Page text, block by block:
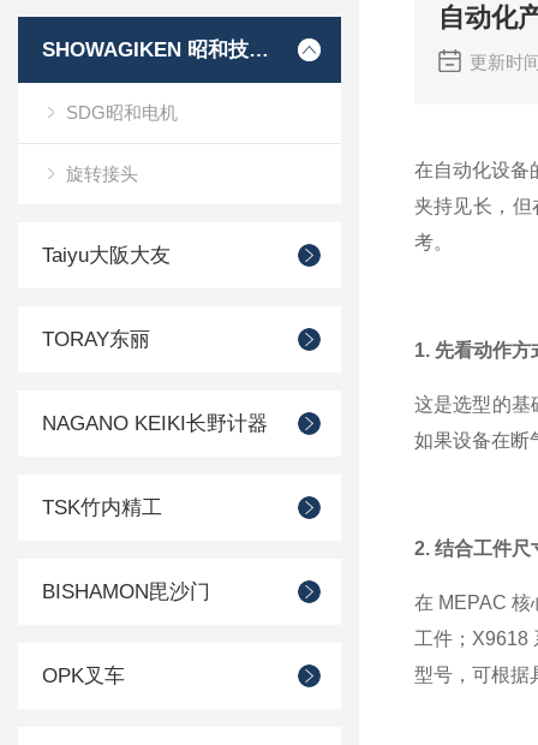
SHOWAGIKEN 昭和技研SGK
SDG昭和电机
旋转接头
Taiyu大阪大友
TORAY东丽
NAGANO KEIKI长野计器
TSK竹内精工
BISHAMON毘沙门
OPK叉车
自动化
更新时
在自动化设备
夹持见长，
考。
1. 先看动作方
这是选型的基
如果设备在断
2. 结合工件尺
在 MEPAC
工件；X9618
型号，可根据